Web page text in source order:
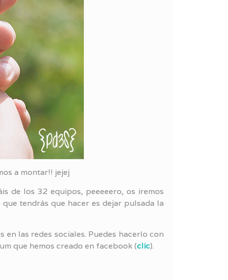
a montar!! jejej
de los 32 equipos, peeeeero, os iremos
que tendrás que hacer es dejar pulsada la
las redes sociales. Puedes hacerlo con
que hemos creado en facebook (clic).